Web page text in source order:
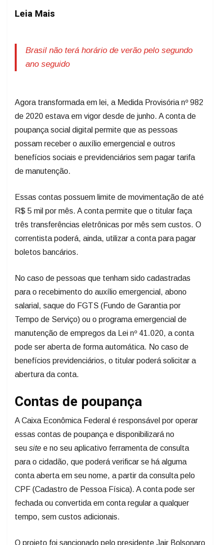
Leia Mais
Brasil não terá horário de verão pelo segundo
ano seguido
Agora transformada em lei, a Medida Provisória nº 982
de 2020 estava em vigor desde de junho. A conta de
poupança social digital permite que as pessoas
possam receber o auxílio emergencial e outros
benefícios sociais e previdenciários sem pagar tarifa
de manutenção.
Essas contas possuem limite de movimentação de até
R$ 5 mil por mês. A conta permite que o titular faça
três transferências eletrônicas por mês sem custos. O
correntista poderá, ainda, utilizar a conta para pagar
boletos bancários.
No caso de pessoas que tenham sido cadastradas
para o recebimento do auxílio emergencial, abono
salarial, saque do FGTS (Fundo de Garantia por
Tempo de Serviço) ou o programa emergencial de
manutenção de empregos da Lei nº 41.020, a conta
pode ser aberta de forma automática. No caso de
benefícios previdenciários, o titular poderá solicitar a
abertura da conta.
Contas de poupança
A Caixa Econômica Federal é responsável por operar
essas contas de poupança e disponibilizará no
seu site e no seu aplicativo ferramenta de consulta
para o cidadão, que poderá verificar se há alguma
conta aberta em seu nome, a partir da consulta pelo
CPF (Cadastro de Pessoa Física). A conta pode ser
fechada ou convertida em conta regular a qualquer
tempo, sem custos adicionais.
O projeto foi sancionado pelo presidente Jair Bolsonaro